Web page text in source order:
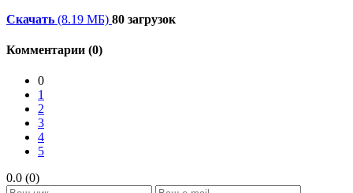
Скачать (8.19 МБ) 80 загрузок
Комментарии (0)
0
1
2
3
4
5
0.0 (0)